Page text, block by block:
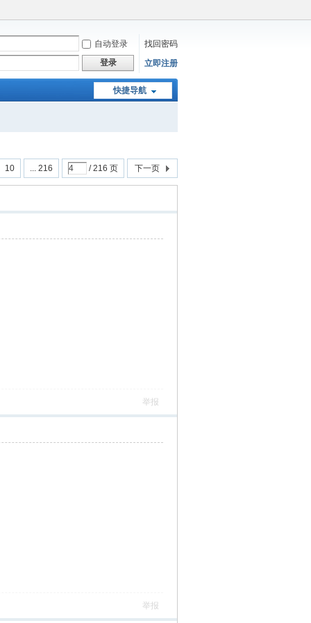
自动登录
找回密码
登录
立即注册
快捷导航
10 ... 216 / 216 页 下一页
举报
举报